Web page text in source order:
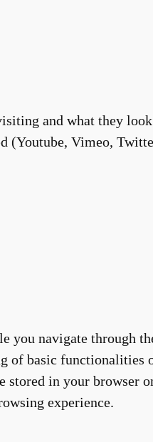
and what they
(Youtube, Vimeo,
navigate through
of basic
in your
experience.